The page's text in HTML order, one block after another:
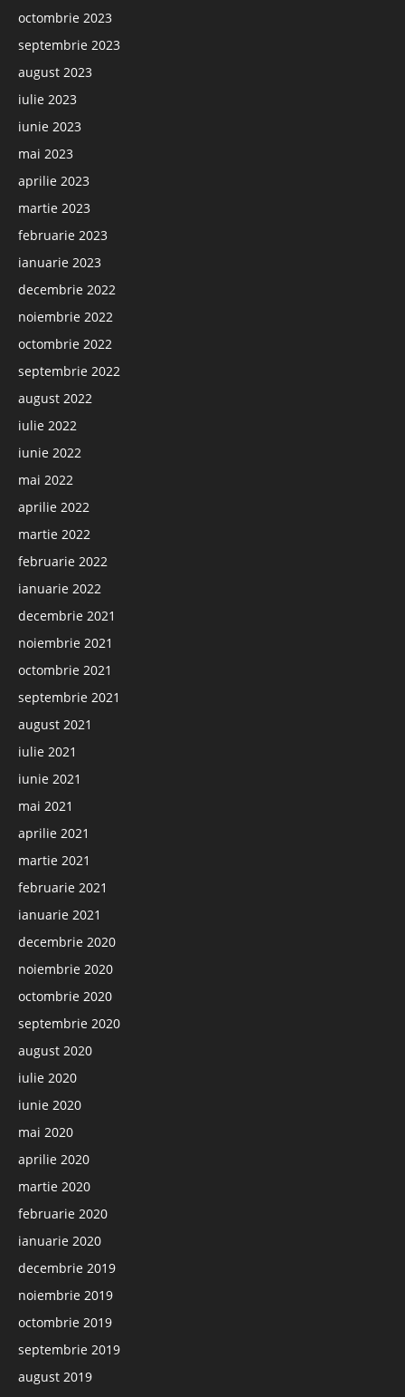
octombrie 2023
septembrie 2023
august 2023
iulie 2023
iunie 2023
mai 2023
aprilie 2023
martie 2023
februarie 2023
ianuarie 2023
decembrie 2022
noiembrie 2022
octombrie 2022
septembrie 2022
august 2022
iulie 2022
iunie 2022
mai 2022
aprilie 2022
martie 2022
februarie 2022
ianuarie 2022
decembrie 2021
noiembrie 2021
octombrie 2021
septembrie 2021
august 2021
iulie 2021
iunie 2021
mai 2021
aprilie 2021
martie 2021
februarie 2021
ianuarie 2021
decembrie 2020
noiembrie 2020
octombrie 2020
septembrie 2020
august 2020
iulie 2020
iunie 2020
mai 2020
aprilie 2020
martie 2020
februarie 2020
ianuarie 2020
decembrie 2019
noiembrie 2019
octombrie 2019
septembrie 2019
august 2019